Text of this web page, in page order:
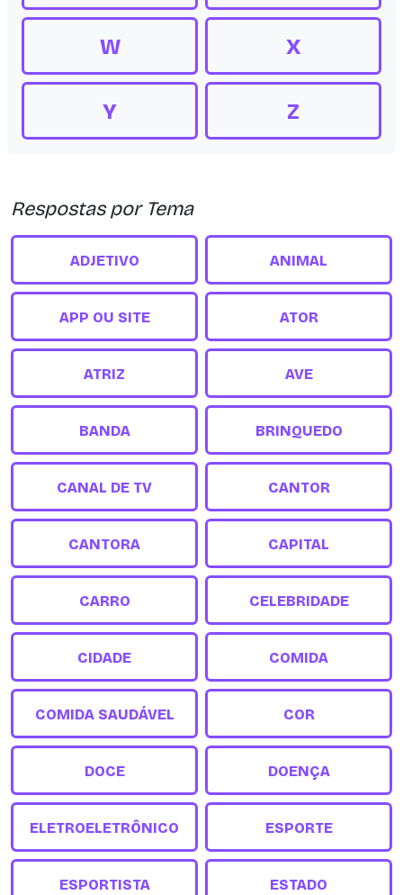
W X
Y Z
Respostas por Tema
ADJETIVO ANIMAL
APP OU SITE ATOR
ATRIZ AVE
BANDA BRINQUEDO
CANAL DE TV CANTOR
CANTORA CAPITAL
CARRO CELEBRIDADE
CIDADE COMIDA
COMIDA SAUDÁVEL COR
DOCE DOENÇA
ELETROELETRÔNICO ESPORTE
ESPORTISTA ESTADO